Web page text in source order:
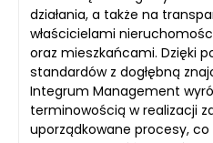
działania, a także na
właścicielami
oraz mieszkańcami. Dzięki
standardów z dogłębną
Integrum Management
terminowością w realizacji
uporządkowane procesy, co